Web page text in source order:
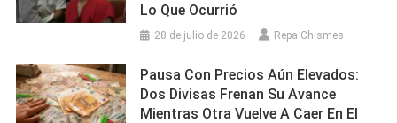
Lo Que Ocurrió
28 de julio de 2026 Repa Chismes
Pausa Con Precios Aún Elevados:
Dos Divisas Frenan Su Avance
Mientras Otra Vuelve A Caer En El